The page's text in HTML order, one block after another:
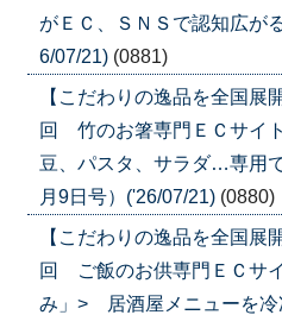
がＥＣ、ＳＮＳで認知広が
6/07/21) (0881)
【こだわりの逸品を全国展
回 竹のお箸専門ＥＣサ
豆、パスタ、サラダ…専用
月9日号）('26/07/21) (0880)
【こだわりの逸品を全国展
回 ご飯のお供専門ＥＣサ
み」> 居酒屋メニューを冷